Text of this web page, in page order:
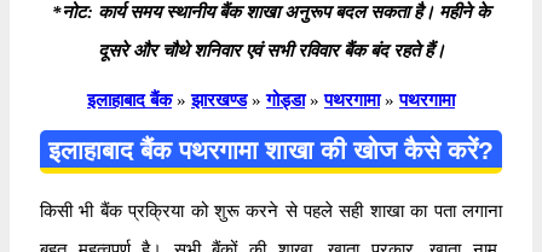
*नोट: कार्य समय स्थानीय बैंक शाखा अनुरूप बदल सकता है। महीने के
दूसरे और चौथे शनिवार एवं सभी रविवार बैंक बंद रहते हैं।
इलाहाबाद बैंक » झारखण्ड » गोड्डा » पथरगामा » पथरगामा
इलाहाबाद बैंक पथरगामा शाखा की खोज कैसे करें?
किसी भी बैंक प्रक्रिया को शुरू करने से पहले सही शाखा का पता लगाना